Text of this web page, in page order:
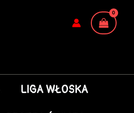
LIGA WŁOSKA